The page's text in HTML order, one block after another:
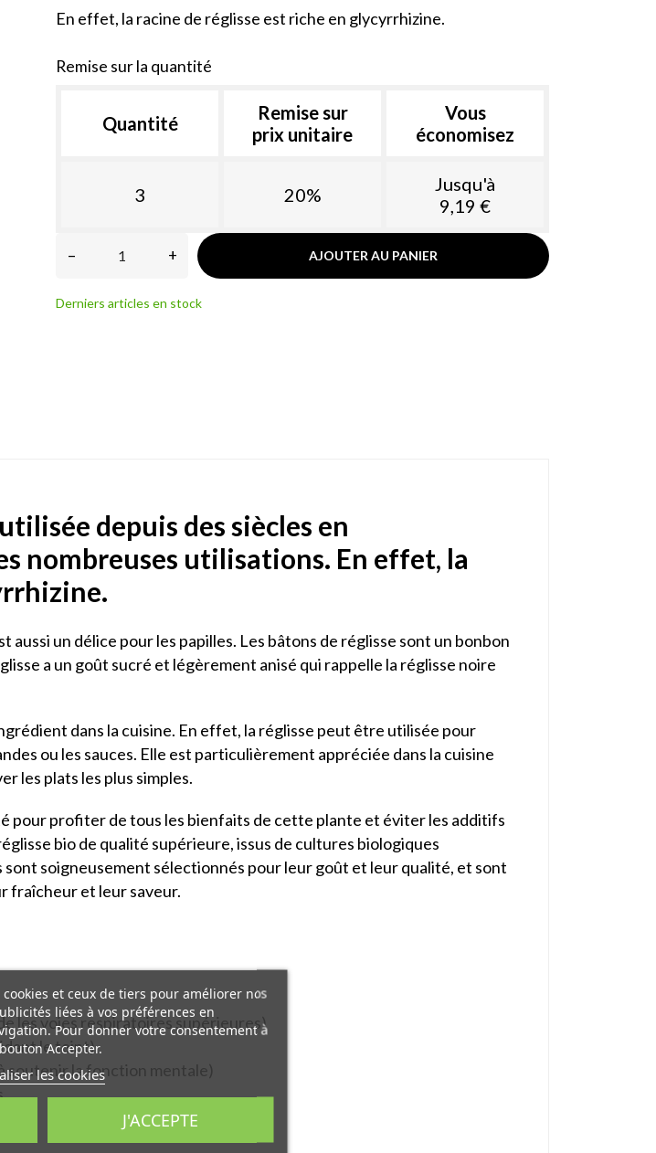
En effet, la racine de réglisse est riche en glycyrrhizine.
Remise sur la quantité
Quantité
Remise sur
prix unitaire
Vous
économisez
3 20%
Jusqu'à
9,19 €
– + AJOUTER AU PANIER
Derniers articles en stock
depuis des siècles en
nombreuses utilisations. En effet, la
un délice pour les papilles. Les bâtons de réglisse sont un bonbon
a un goût sucré et légèrement anisé qui rappelle la réglisse noire
dans la cuisine. En effet, la réglisse peut être utilisée pour
ou les sauces. Elle est particulièrement appréciée dans la cuisine
les plats les plus simples.
pour profiter de tous les bienfaits de cette plante et éviter les additifs
bio de qualité supérieure, issus de cultures biologiques
soigneusement sélectionnés pour leur goût et leur qualité, et sont
fraîcheur et leur saveur.
les voies respiratoires supérieures)
le teint)
soutenir la fonction mentale)
et ceux de tiers pour améliorer nos
liées à vos préférences en
Pour donner votre consentement à
Accepter.
les cookies
J'ACCEPTE